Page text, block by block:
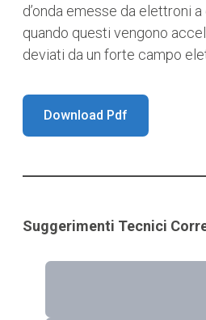
d’onda emesse da elettroni
quando questi vengono
deviati da un forte campo
Download Pdf
Suggerimenti Tecnici